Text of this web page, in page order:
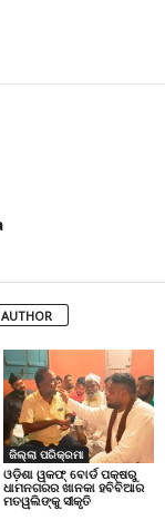
ଜିଲ୍ଲା ପରିକ୍ରମା
ଓଡ଼ିଶା ୱକଫ୍ ବୋର୍ଡ ପକ୍ଷରୁ
ଧାମନଗରର ଖାନକା ହବିବିଆର
ମତୱଲିଙ୍କୁ ସୀକୃତି